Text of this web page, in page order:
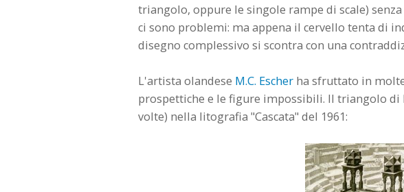
triangolo, oppure le singole rampe di scale)
ci sono problemi: ma appena il cervello tenta di
disegno complessivo si scontra con una
L'artista olandese M.C. Escherha sfruttato in
prospettiche e le figure impossibili. Il triangolo di
volte) nella litografia "Cascata" del 1961: